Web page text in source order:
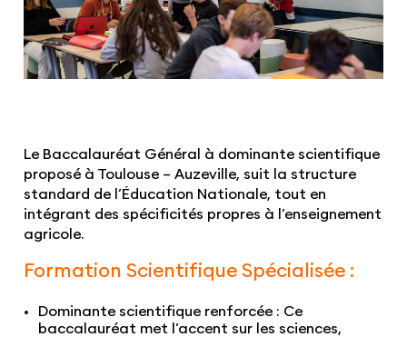
Le Baccalauréat Général à dominante scientifique
proposé à Toulouse – Auzeville, suit la structure
standard de l’Éducation Nationale, tout en
intégrant des spécificités propres à l’enseignement
agricole.
Formation Scientifique Spécialisée :
Dominante scientifique renforcée: Ce
baccalauréat met l’accent sur les sciences,